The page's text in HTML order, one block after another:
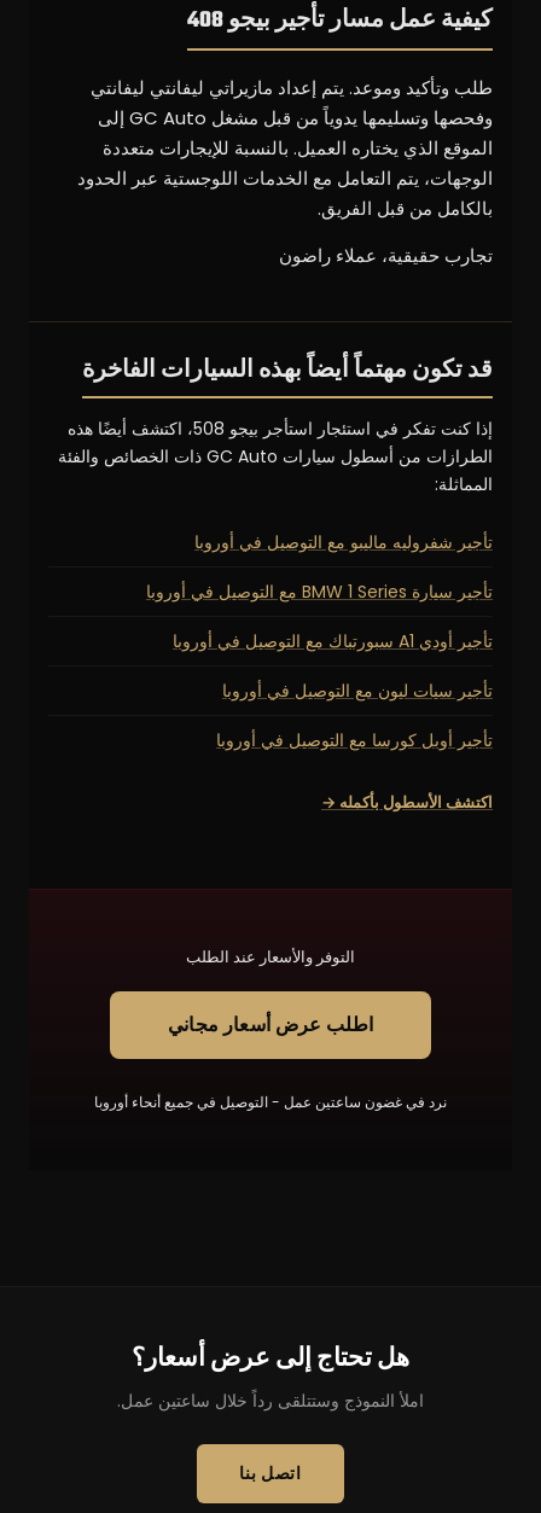
كيفية عمل مسار تأجير بيجو 408
طلب وتأكيد وموعد. يتم إعداد مازيراتي ليفانتي ليفانتي
وفحصها وتسليمها يدوياً من قبل مشغل GC Auto إلى
الموقع الذي يختاره العميل. بالنسبة للإيجارات متعددة
الوجهات، يتم التعامل مع الخدمات اللوجستية عبر الحدود
بالكامل من قبل الفريق.
تجارب حقيقية، عملاء راضون
قد تكون مهتماً أيضاً بهذه السيارات الفاخرة
إذا كنت تفكر في استئجار استأجر بيجو 508، اكتشف أيضًا هذه
الطرازات من أسطول سيارات GC Auto ذات الخصائص والفئة
المماثلة:
تأجير شفروليه ماليبو مع التوصيل في أوروبا
تأجير سيارة BMW 1 Series مع التوصيل في أوروبا
تأجير أودي A1 سبورتباك مع التوصيل في أوروبا
تأجير سيات ليون مع التوصيل في أوروبا
تأجير أوبل كورسا مع التوصيل في أوروبا
اكتشف الأسطول بأكمله →
التوفر والأسعار عند الطلب
اطلب عرض أسعار مجاني
نرد في غضون ساعتين عمل - التوصيل في جميع أنحاء أوروبا
هل تحتاج إلى عرض أسعار؟
املأ النموذج وستتلقى رداً خلال ساعتين عمل.
اتصل بنا